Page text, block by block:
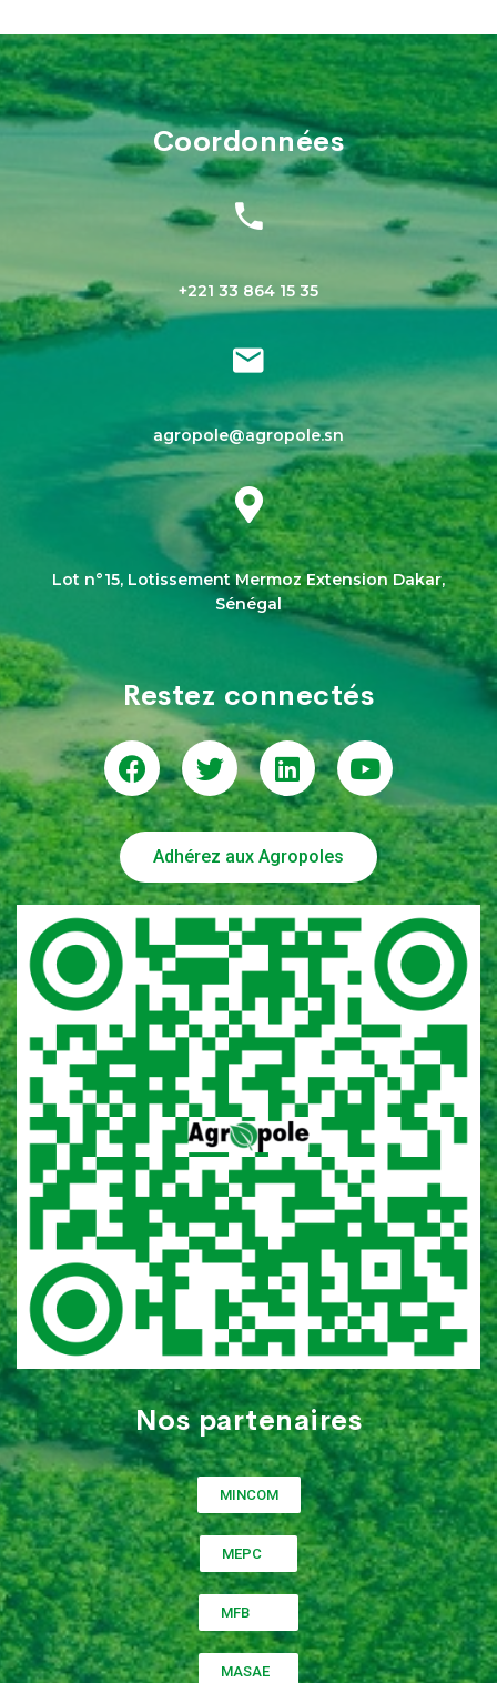
Coordonnées
+221 33 864 15 35
agropole@agropole.sn
Lot n°15, Lotissement Mermoz Extension Dakar,
Sénégal
Restez connectés
Adhérez aux Agropoles
Nos partenaires
MINCOM
MEPC
MFB
MASAE